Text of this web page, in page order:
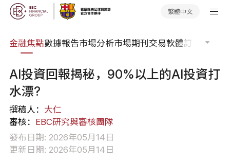
繁體中文
金融焦點數據報告市場分析市場期刊交易軟體訂單流
AI投資回報揭秘，90%以上的AI投資打
水漂?
撰稿人： 大仁
審核： EBC研究與審核團隊
發布日期: 2026年05月14日
更新日期: 2026年05月14日